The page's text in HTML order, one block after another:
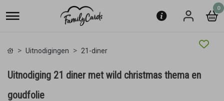
0
Uitnodigingen 21-diner
Uitnodiging 21 diner met wild christmas thema en
goudfolie